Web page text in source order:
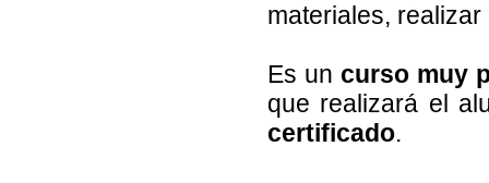
materiales,
Es un curso muy
que realizará el
certificado.